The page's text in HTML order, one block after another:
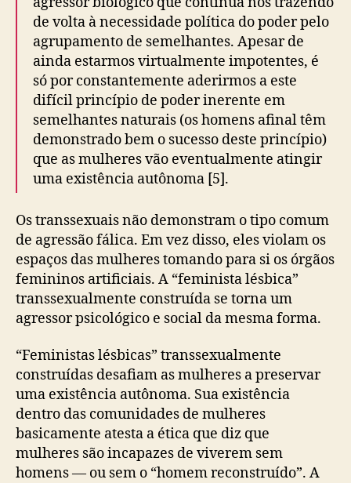
de volta à necessidade política do poder pelo
agrupamento de semelhantes. Apesar de
ainda estarmos virtualmente impotentes, é
só por constantemente aderirmos a este
difícil princípio de poder inerente em
semelhantes naturais (os homens afinal têm
demonstrado bem o sucesso deste princípio)
que as mulheres vão eventualmente atingir
uma existência autônoma [5].
Os transsexuais não demonstram o tipo comum
de agressão fálica. Em vez disso, eles violam os
espaços das mulheres tomando para si os órgãos
femininos artificiais. A “feminista lésbica”
transsexualmente construída se torna um
agressor psicológico e social da mesma forma.
“Feministas lésbicas” transsexualmente
construídas desafiam as mulheres a preservar
uma existência autônoma. Sua existência
dentro das comunidades de mulheres
basicamente atesta a ética que diz que
mulheres são incapazes de viverem sem
homens — ou sem o “homem reconstruído”. A